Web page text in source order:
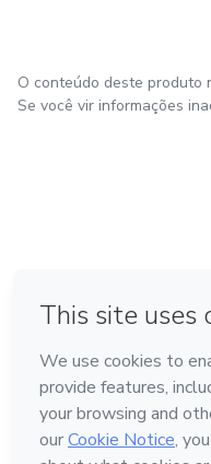
O conteúdo deste produto
Se você vir informações
Feito com ❤ na Cidade
Conheça a Hotmart